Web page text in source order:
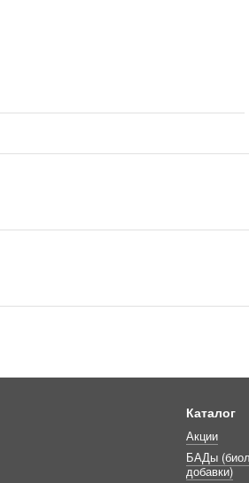
Каталог
Акции
БАДы
добавки)